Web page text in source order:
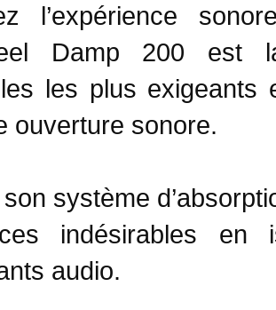
l’expérience
Damp 200
les plus exigeants
ouverture sonore.
système
indésirables
audio.